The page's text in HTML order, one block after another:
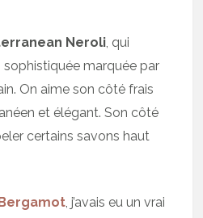
Neroli, qui
marquée par
On aime son côté frais
et élégant. Son côté
certains savons haut
, j’avais eu un vrai